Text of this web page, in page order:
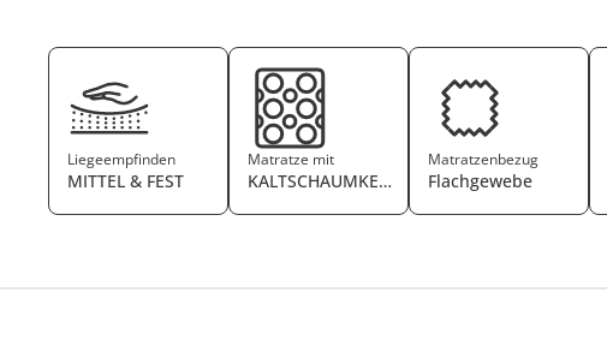
Liegeempfinden
MITTEL & FEST
Matratze mit
KALTSCHAUMKERN
Matratzenbezug
Flachgewebe